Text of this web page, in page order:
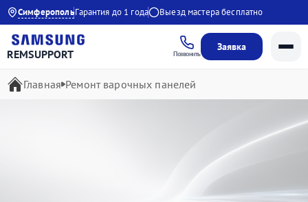
Симферополь
до 21:00 Гарантия до 1 года Выезд мастера бесплатно
REMSUPPORT Позвонить
Заявка
Главная Ремонт варочных панелей